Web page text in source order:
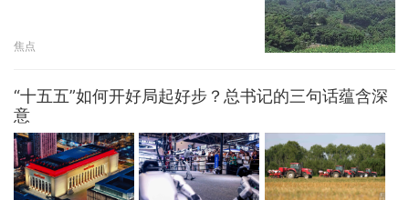
焦点
“十五五”如何开好局起好步？总书记的三句话蕴含深
意